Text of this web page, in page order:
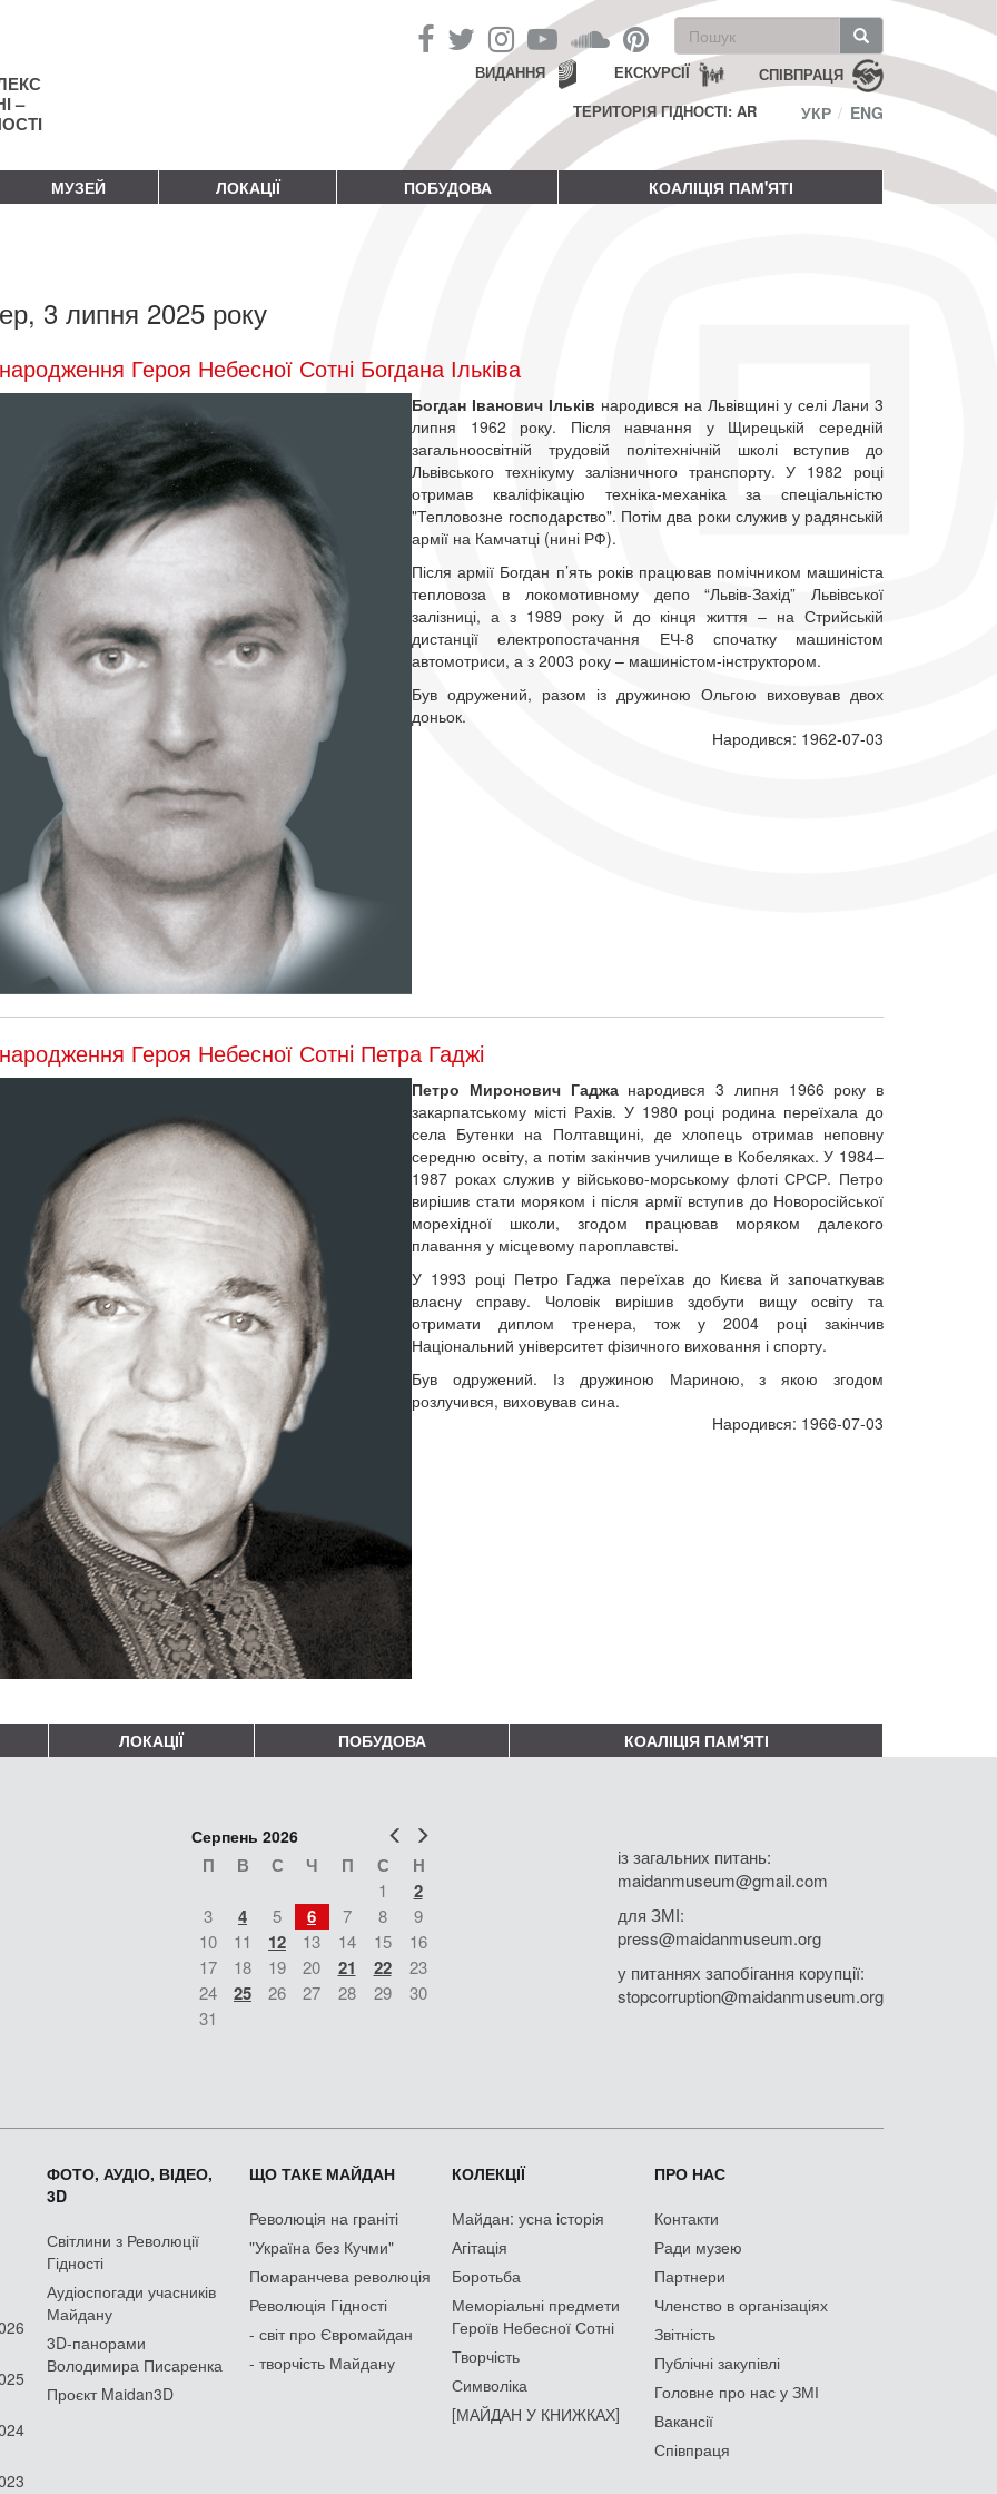
–
Пошукова
форма
Пошук СПІВПРАЦЯ
ЕКСКУРСІЇ
ВИДАННЯ
ТЕРИТОРІЯ ГІДНОСТІ: AR
УКР ENG
МУЗЕЙ ЛОКАЦІЇ ПОБУДОВА КОАЛІЦІЯ ПАМ'ЯТІ
3 липня 2025 року
Героя Небесної Сотні Богдана Ільківа
Богдан Іванович Ільків народився на Львівщині у селі Лани 3
липня 1962 року. Після навчання у Щирецькій середній
загальноосвітній трудовій політехнічній школі вступив до
Львівського технікуму залізничного транспорту. У 1982 році
отримав кваліфікацію техніка-механіка за спеціальністю
"Тепловозне господарство". Потім два роки служив у радянській
армії на Камчатці (нині РФ).
Після армії Богдан п’ять років працював помічником машиніста
тепловоза в локомотивному депо “Львів-Захід” Львівської
залізниці, а з 1989 року й до кінця життя – на Стрийській
дистанції електропостачання ЕЧ-8 спочатку машиністом
автомотриси, а з 2003 року – машиністом-інструктором.
Був одружений, разом із дружиною Ольгою виховував двох
доньок.
Народився: 1962-07-03
Героя Небесної Сотні Петра Гаджі
Петро Миронович Гаджанародився 3 липня 1966 року в
закарпатському місті Рахів. У 1980 році родина переїхала до
села Бутенки на Полтавщині, де хлопець отримав неповну
середню освіту, а потім закінчив училище в Кобеляках. У 1984–
1987 роках служив у військово-морському флоті СРСР. Петро
вирішив стати моряком і після армії вступив до Новоросійської
морехідної школи, згодом працював моряком далекого
плавання у місцевому пароплавстві.
У 1993 році Петро Гаджа переїхав до Києва й започаткував
власну справу. Чоловік вирішив здобути вищу освіту та
отримати диплом тренера, тож у 2004 році закінчив
Національний університет фізичного виховання і спорту.
Був одружений. Із дружиною Мариною, з якою згодом
розлучився, виховував сина.
Народився: 1966-07-03
ЛОКАЦІЇ ПОБУДОВА КОАЛІЦІЯ ПАМ'ЯТІ
Попер
Серпень 2026
П В С Ч П С Н
1 2
3 4 5 6 7 8
9
10
11 12 13 14 15
16
17
18 19 20 21 22
23
24
25 26 27 28 29
30
31
із загальних питань:
maidanmuseum@gmail.com
для ЗМІ:
press@maidanmuseum.org
у питаннях запобігання корупції:
stopcorruption@maidanmuseum.org
ФОТО, АУДІО, ВІДЕО,
3D
Світлини з Революції
Гідності
Аудіоспогади учасників
Майдану
3D-панорами
Володимира Писаренка
Проєкт Maidan3D
ЩО ТАКЕ МАЙДАН
Революція на граніті
"Україна без Кучми"
Помаранчева революція
Революція Гідності
- світ про Євромайдан
- творчість Майдану
КОЛЕКЦІЇ
Майдан: усна історія
Агітація
Боротьба
Меморіальні предмети
Героїв Небесної Сотні
Творчість
Символіка
[МАЙДАН У КНИЖКАХ]
ПРО НАС
Контакти
Ради музею
Партнери
Членство в організаціях
Звітність
Публічні закупівлі
Головне про нас у ЗМІ
Вакансії
Співпраця